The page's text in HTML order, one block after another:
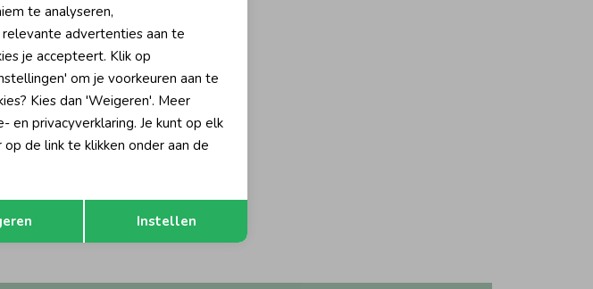
Opslaan
te analyseren,
advertenties aan te
je accepteert. Klik op
om je voorkeuren aan te
Kies dan 'Weigeren'. Meer
en privacyverklaring. Je kunt op elk
de link te klikken onder aan de
Instellen